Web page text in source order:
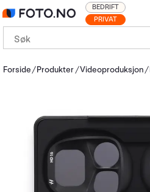
PRIVAT
BEDRIFT
Forside Produkter Videoproduksjon